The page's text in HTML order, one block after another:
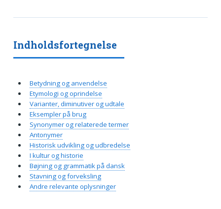
Indholdsfortegnelse
Betydning og anvendelse
Etymologi og oprindelse
Varianter, diminutiver og udtale
Eksempler på brug
Synonymer og relaterede termer
Antonymer
Historisk udvikling og udbredelse
I kultur og historie
Bøjning og grammatik på dansk
Stavning og forveksling
Andre relevante oplysninger